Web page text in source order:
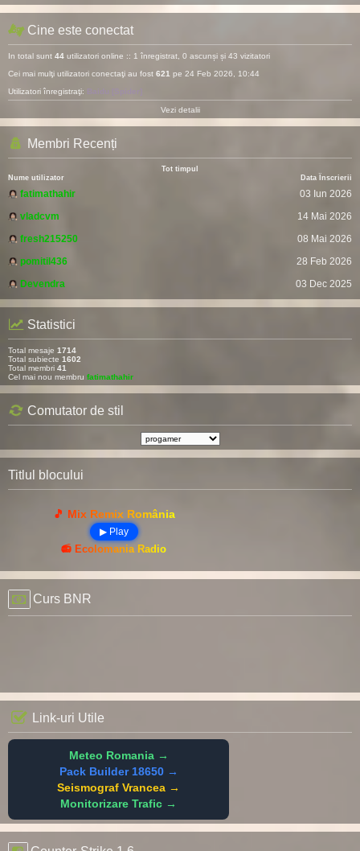
Cine este conectat
In total sunt 44 utilizatori online :: 1 înregistrat, 0 ascunși și 43 vizitatori
Cei mai mulţi utilizatori conectaţi au fost 621 pe 24 Feb 2026, 10:44
Utilizatori înregistraţi: Baidu [Spider]
Vezi detalii
Membri Recenți
Tot timpul
Nume utilizator
Data Înscrierii
fatimathahir
03 Iun 2026
vladcvm
14 Mai 2026
fresh215250
08 Mai 2026
pomitil436
28 Feb 2026
Devendra
03 Dec 2025
Statistici
Total mesaje 1714
Total subiecte 1602
Total membri 41
Cel mai nou membru fatimathahir
Comutator de stil
Titlul blocului
🎵 Mix Remix România
▶ Play
📻 Ecolomania Radio
Curs BNR
Link-uri Utile
Meteo Romania →
Pack Builder 18650 →
Seismograf Vrancea →
Monitorizare Trafic →